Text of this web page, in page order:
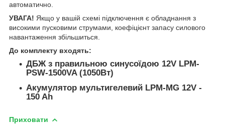
автоматично.
УВАГА! Якщо у вашій схемі підключення є обладнання з
високими пусковими струмами, коефіцієнт запасу силового
навантаження збільшиться.
До комплекту входять:
ДБЖ з правильною синусоїдою 12V LPM-
PSW-1500VA (1050Вт)
Акумулятор мультигелевий LPM-MG 12V -
150 Ah
Приховати